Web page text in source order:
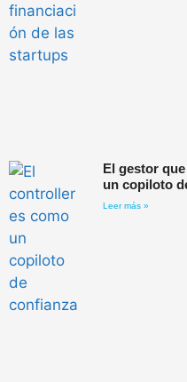
El gestor
un copiloto
Leer más »